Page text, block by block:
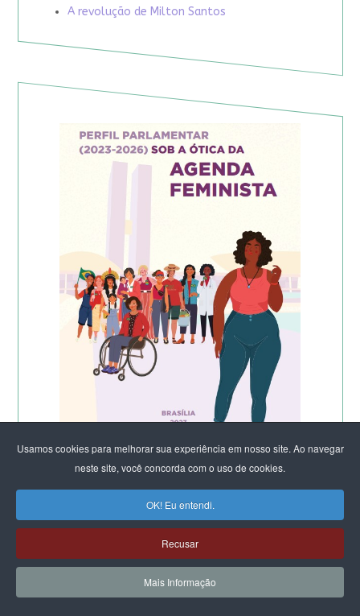
Usamos cookies para melhorar sua experiência em nosso site. Ao navegar
neste site, você concorda com o uso de cookies.
OK! Eu entendi.
Recusar
Mais Informação
A revolução de Milton Santos